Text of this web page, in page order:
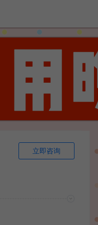
立即咨询